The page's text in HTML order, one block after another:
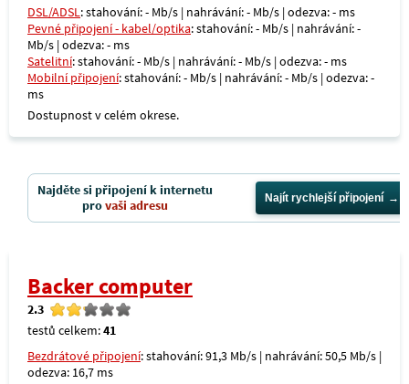
DSL/ADSL: stahování: - Mb/s | nahrávání: - Mb/s | odezva: - ms
Pevné připojení - kabel/optika: stahování: - Mb/s | nahrávání: -
Mb/s | odezva: - ms
Satelitní: stahování: - Mb/s | nahrávání: - Mb/s | odezva: - ms
Mobilní připojení: stahování: - Mb/s | nahrávání: - Mb/s | odezva: -
ms
Dostupnost v celém okrese.
Najděte si připojení k internetu
provaši adresu Najít rychlejší připojení
Backer computer
2.3
testů celkem:41
Bezdrátové připojení: stahování: 91,3 Mb/s | nahrávání: 50,5 Mb/s |
odezva: 16,7 ms